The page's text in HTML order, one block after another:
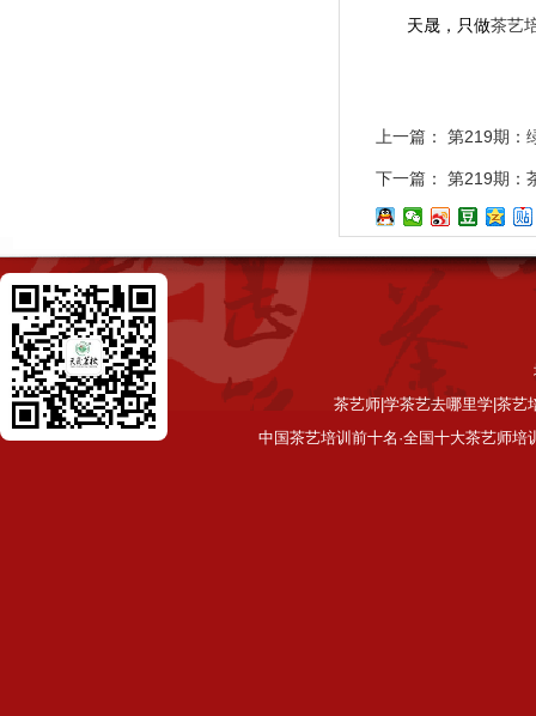
天晟，只做茶艺
上一篇： 第219期：
下一篇： 第219期：
茶艺师|学茶艺去哪里学|茶艺
中国茶艺培训前十名·全国十大茶艺师培